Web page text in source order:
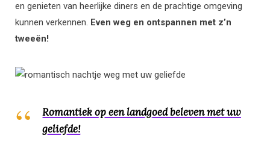
en genieten van heerlijke diners en de prachtige omgeving
kunnen verkennen. Even weg en ontspannen met z’n
tweeën!
Romantiek op een landgoed beleven met uw
geliefde!